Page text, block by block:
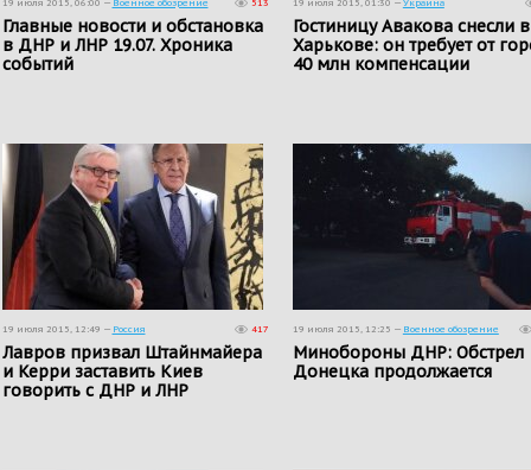
Главные новости и обстановка
в ДНР и ЛНР 19.07. Хроника
событий
Гостиницу Авакова снесли в
Харькове: он требует от
40 млн компенсации
19 июля 2015, 12:49 — Россия 417
Лавров призвал Штайнмайера
и Керри заставить Киев
говорить с ДНР и ЛНР
19 июля 2015, 12:25 — Военное обозрение
Минобороны ДНР: Обстрел
Донецка продолжается